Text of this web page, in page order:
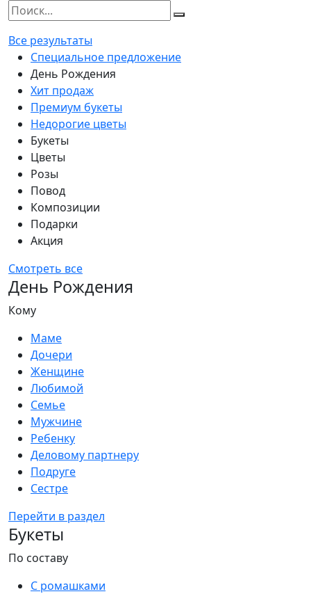
Все результаты
Специальное предложение
День Рождения
Хит продаж
Премиум букеты
Недорогие цветы
Букеты
Цветы
Розы
Повод
Композиции
Подарки
Акция
Смотреть все
День Рождения
Кому
Маме
Дочери
Женщине
Любимой
Семье
Мужчине
Ребенку
Деловому партнеру
Подруге
Сестре
Перейти в раздел
Букеты
По составу
С ромашками